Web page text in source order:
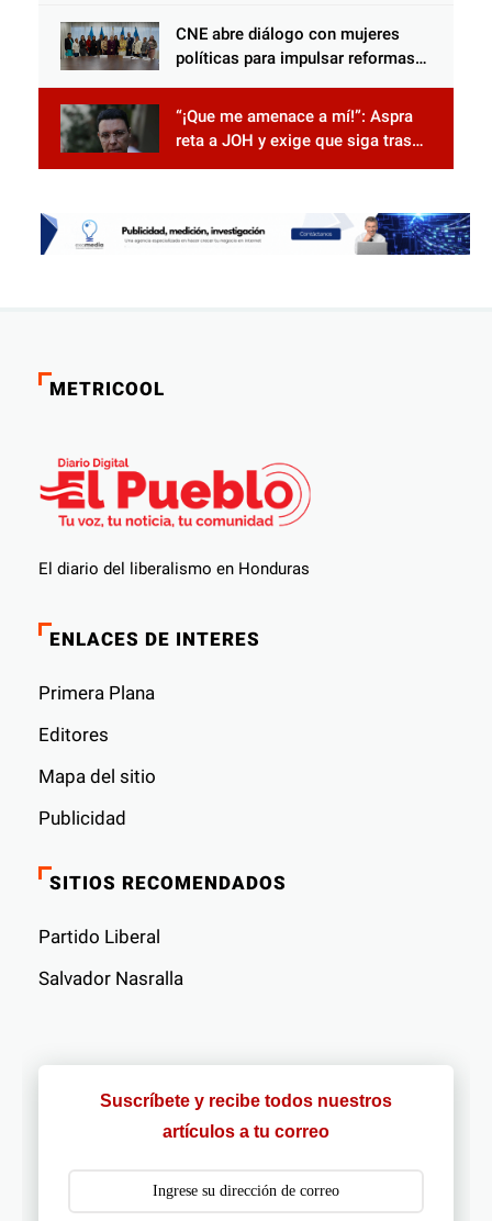
Censo Nacional 2026
CNE abre diálogo con mujeres
políticas para impulsar reformas
“¡Que me amenace a mí!”: Aspra
reta a JOH y exige que siga tras
las rejas
METRICOOL
El diario del liberalismo en Honduras
ENLACES DE INTERES
Primera Plana
Editores
Mapa del sitio
Publicidad
SITIOS RECOMENDADOS
Partido Liberal
Salvador Nasralla
Suscríbete y recibe todos nuestros
artículos a tu correo